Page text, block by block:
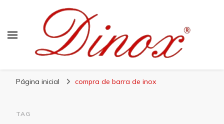
Página inicial compra de barra de inox
TAG